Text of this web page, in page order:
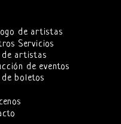
de artistas
Servicios
de artistas
de eventos
de boletos